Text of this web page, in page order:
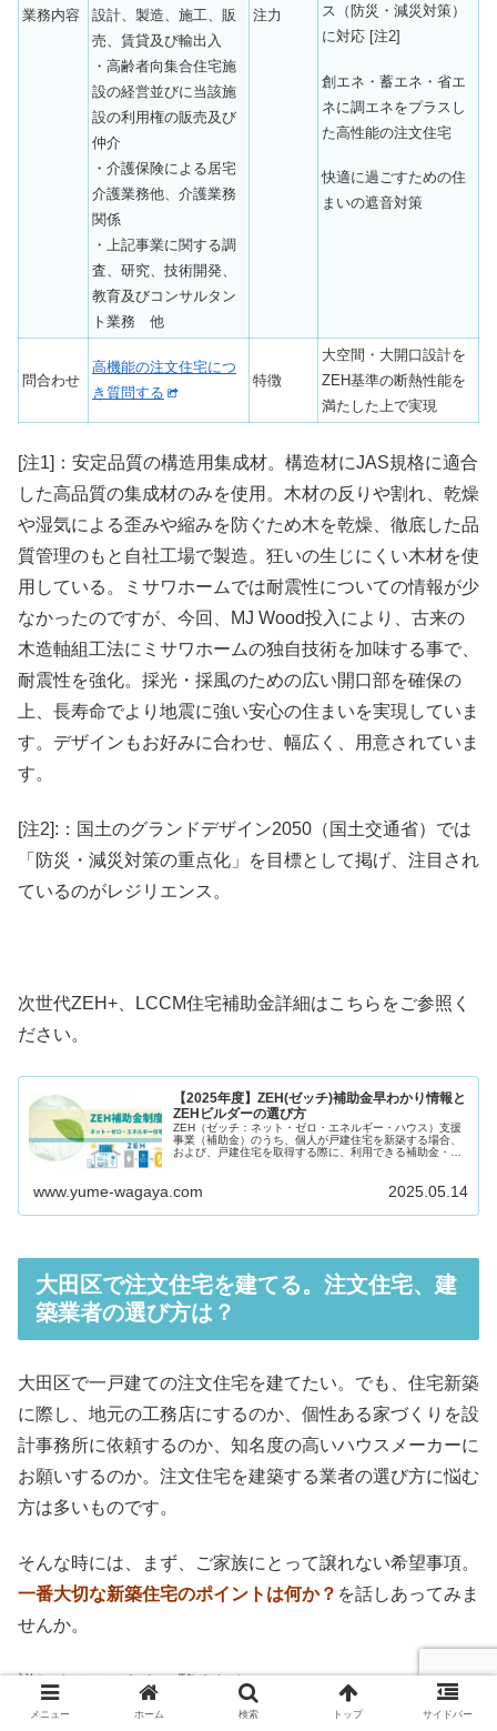
業務内容
設計、製造、施工、販
売、賃貸及び輸出入
・高齢者向集合住宅施
設の経営並びに当該施
設の利用権の販売及び
仲介
・介護保険による居宅
介護業務他、介護業務
関係
・上記事業に関する調
査、研究、技術開発、
教育及びコンサルタン
ト業務 他
注力
ス（防災・減災対策）
に対応 [注2]
創エネ・蓄エネ・省エ
ネに調エネをプラスし
た高性能の注文住宅
快適に過ごすための住
まいの遮音対策
問合わせ
高機能の注文住宅につ
き質問する
特徴
大空間・大開口設計を
ZEH基準の断熱性能を
満たした上で実現
[注1]：安定品質の構造用集成材。構造材にJAS規格に適合
した高品質の集成材のみを使用。木材の反りや割れ、乾燥
や湿気による歪みや縮みを防ぐため木を乾燥、徹底した品
質管理のもと自社工場で製造。狂いの生じにくい木材を使
用している。ミサワホームでは耐震性についての情報が少
なかったのですが、今回、MJ Wood投入により、古来の
木造軸組工法にミサワホームの独自技術を加味する事で、
耐震性を強化。採光・採風のための広い開口部を確保の
上、長寿命でより地震に強い安心の住まいを実現していま
す。デザインもお好みに合わせ、幅広く、用意されていま
す。
[注2]:：国土のグランドデザイン2050（国土交通省）では
「防災・減災対策の重点化」を目標として掲げ、注目され
ているのがレジリエンス。
次世代ZEH+、LCCM住宅補助金詳細はこちらをご参照く
ださい。
【2025年度】ZEH(ゼッチ)補助金早わかり情報と
ZEHビルダーの選び方
ZEH（ゼッチ：ネット・ゼロ・エネルギー・ハウス）支援
事業（補助金）のうち、個人が戸建住宅を新築する場合、
および、戸建住宅を取得する際に、利用できる補助金・税
www.yume-wagaya.com 2025.05.14
大田区で注文住宅を建てる。注文住宅、建
築業者の選び方は？
大田区で一戸建ての注文住宅を建てたい。でも、住宅新築
に際し、地元の工務店にするのか、個性ある家づくりを設
計事務所に依頼するのか、知名度の高いハウスメーカーに
お願いするのか。注文住宅を建築する業者の選び方に悩む
方は多いものです。
そんな時には、まず、ご家族にとって譲れない希望事項。
一番大切な新築住宅のポイントは何か？ を話しあってみま
せんか。
詳しくはこちらをご覧ください。
メニュー ホーム 検索 トップ サイドバー